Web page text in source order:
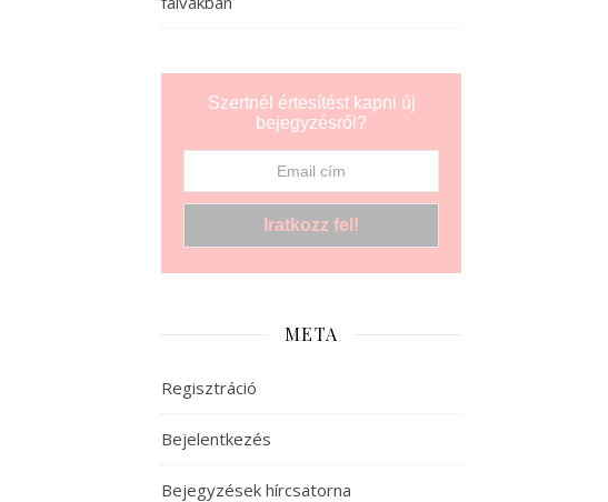
Szertnél értesítést kapni új
bejegyzésről?
META
Regisztráció
Bejelentkezés
Bejegyzések hírcsatorna